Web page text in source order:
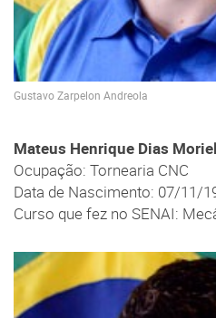
Gustavo Zarpelon Andreola
Mateus Henrique Dias Moriel
Ocupação: Tornearia CNC
Data de Nascimento: 07/11/
Curso que fez no SENAI: